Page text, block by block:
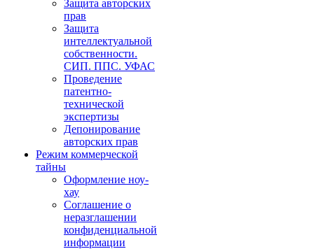
Защита авторских
прав
Защита
интеллектуальной
собственности.
СИП. ППС. УФАС
Проведение
патентно-
технической
экспертизы
Депонирование
авторских прав
Режим коммерческой
тайны
Оформление ноу-
хау
Соглашение о
неразглашении
конфиденциальной
информации